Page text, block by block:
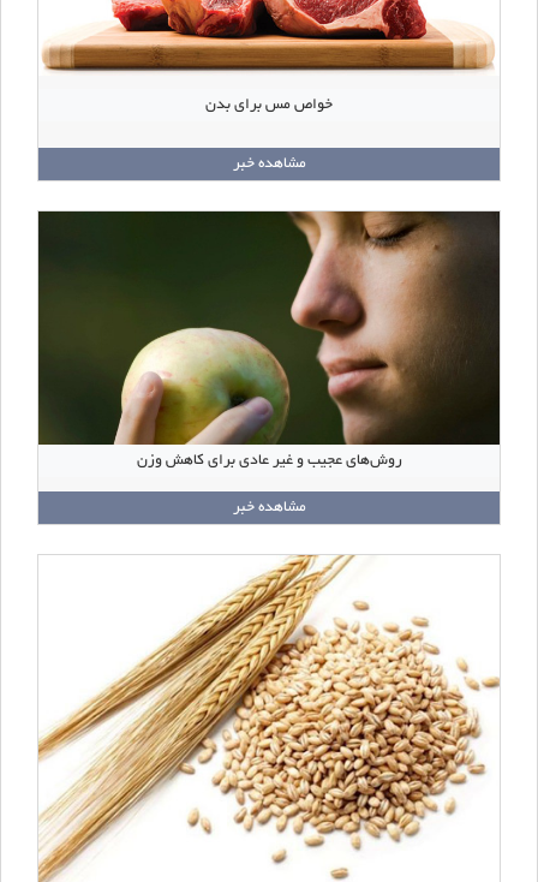
خواص مس برای بدن
مشاهده خبر
روش‌های عجیب و غیر عادی برای کاهش وزن
مشاهده خبر